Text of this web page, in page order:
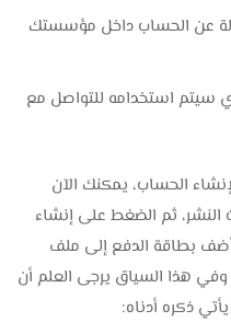
عن الحساب داخل مؤسستك
سيتم استخدامه للتواصل مع
الحساب، يمكنك الآن
النشر، ثم الضغط على إنشاء
أضف بطاقة الدفع إلى ملف
هذا السياق يرجى العلم أن
ذكره أدناه: